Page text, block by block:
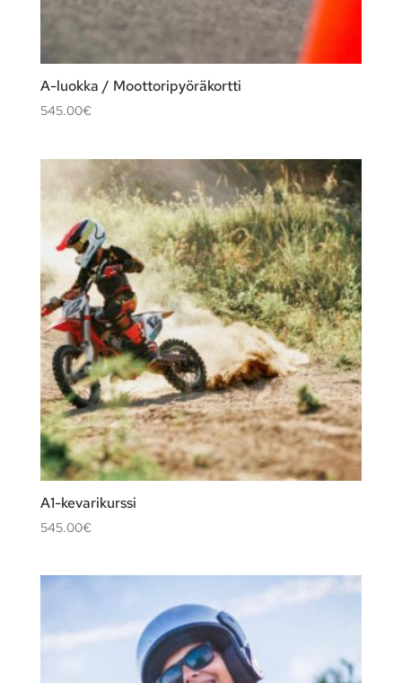
A-luokka / Moottoripyöräkortti
545.00€
A1-kevarikurssi
545.00€